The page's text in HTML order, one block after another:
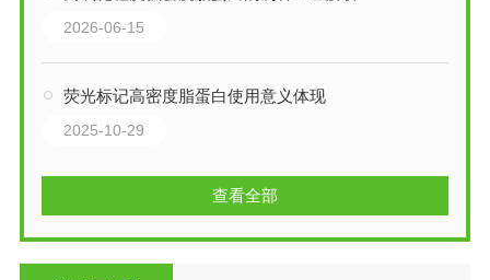
2026-06-15
荧光标记高密度脂蛋白使用意义体现
2025-10-29
查看全部